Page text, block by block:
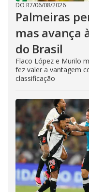
DO R7/06/08/2026
Palmeiras
mas avança
do Brasil
Flaco López e Murilo
fez valer a vantagem
classificação